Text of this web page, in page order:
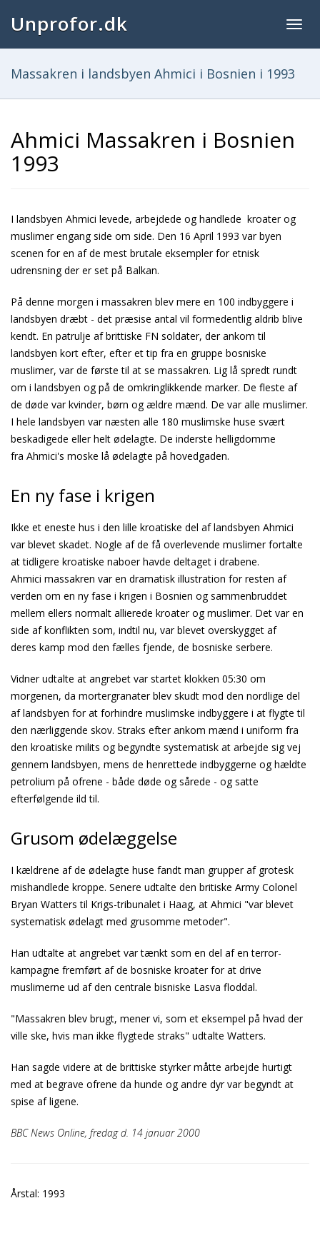
Unprofor.dk
Massakren i landsbyen Ahmici i Bosnien i 1993
Ahmici Massakren i Bosnien
1993
I landsbyen Ahmici levede, arbejdede og handlede kroater og
muslimer engang side om side. Den 16 April 1993 var byen
scenen for en af de mest brutale eksempler for etnisk
udrensning der er set på Balkan.
På denne morgen i massakren blev mere en 100 indbyggere i
landsbyen dræbt - det præsise antal vil formedentlig aldrib blive
kendt. En patrulje af brittiske FN soldater, der ankom til
landsbyen kort efter, efter et tip fra en gruppe bosniske
muslimer, var de første til at se massakren. Lig lå spredt rundt
om i landsbyen og på de omkringlikkende marker. De fleste af
de døde var kvinder, børn og ældre mænd. De var alle muslimer.
I hele landsbyen var næsten alle 180 muslimske huse svært
beskadigede eller helt ødelagte. De inderste helligdomme
fra Ahmici's moske lå ødelagte på hovedgaden.
En ny fase i krigen
Ikke et eneste hus i den lille kroatiske del af landsbyen Ahmici
var blevet skadet. Nogle af de få overlevende muslimer fortalte
at tidligere kroatiske naboer havde deltaget i drabene.
Ahmici massakren var en dramatisk illustration for resten af
verden om en ny fase i krigen i Bosnien og sammenbruddet
mellem ellers normalt allierede kroater og muslimer. Det var en
side af konflikten som, indtil nu, var blevet overskygget af
deres kamp mod den fælles fjende, de bosniske serbere.
Vidner udtalte at angrebet var startet klokken 05:30 om
morgenen, da mortergranater blev skudt mod den nordlige del
af landsbyen for at forhindre muslimske indbyggere i at flygte til
den nærliggende skov. Straks efter ankom mænd i uniform fra
den kroatiske milits og begyndte systematisk at arbejde sig vej
gennem landsbyen, mens de henrettede indbyggerne og hældte
petrolium på ofrene - både døde og sårede - og satte
efterfølgende ild til.
Grusom ødelæggelse
I kældrene af de ødelagte huse fandt man grupper af grotesk
mishandlede kroppe. Senere udtalte den britiske Army Colonel
Bryan Watters til Krigs-tribunalet i Haag, at Ahmici "var blevet
systematisk ødelagt med grusomme metoder".
Han udtalte at angrebet var tænkt som en del af en terror-
kampagne fremført af de bosniske kroater for at drive
muslimerne ud af den centrale bisniske Lasva floddal.
"Massakren blev brugt, mener vi, som et eksempel på hvad der
ville ske, hvis man ikke flygtede straks" udtalte Watters.
Han sagde videre at de brittiske styrker måtte arbejde hurtigt
med at begrave ofrene da hunde og andre dyr var begyndt at
spise af ligene.
BBC News Online, fredag d. 14 januar 2000
Årstal: 1993